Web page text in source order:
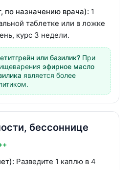
по назначению врача): 1
таблетке или в ложке
курс 3 недели.
или базилик? При
эфирное масло
является более
бессоннице
Разведите 1 каплю в 4